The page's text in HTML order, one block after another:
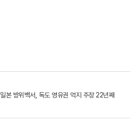
일본 방위백서, 독도 영유권 억지 주장 22년째